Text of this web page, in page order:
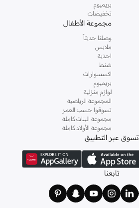
بريميوم
تخفيضات
مجموعة الأطفال
وصلنا حديثاً
ملابس
احذية
شنط
اكسسوارات
بريميوم
لوازم منزلية
المجموعة الرياضية
تسوقوا حسب العمر
مجموعة البنات كاملة
مجموعة الأولاد كاملة
تسوق عبر التطبيق
تابعنا